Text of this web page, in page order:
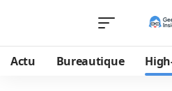
Actu Bureautique